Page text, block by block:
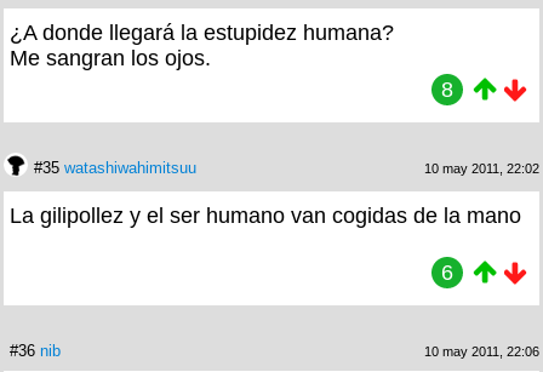
¿A donde llegará la estupidez humana?
Me sangran los ojos.
8
#35 watashiwahimitsuu 10 may 2011, 22:02
La gilipollez y el ser humano van cogidas de la mano
6
#36 nib 10 may 2011, 22:06